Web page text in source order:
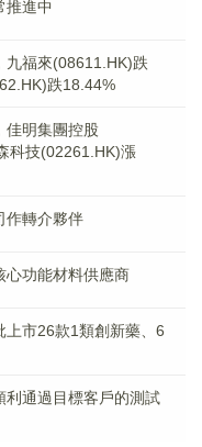
推進中
九福來(08611.HK)跌
跌18.44%
佳明集團控股
科技(02261.HK)漲
作轉介夥伴
心功能材料供應商
上市26款1類創新藥、6
利通過目標客戶的測試